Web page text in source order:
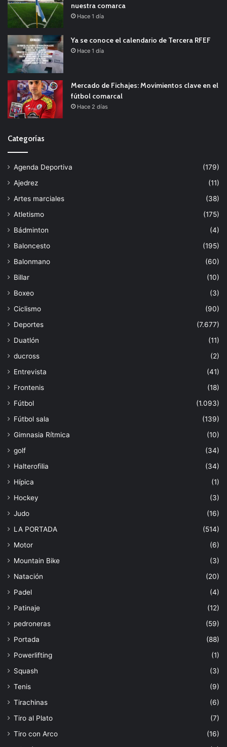
nuestra comarca
Hace 1 día
Ya se conoce el calendario de Tercera RFEF
Hace 1 día
Mercado de Fichajes: Movimientos clave en el
fútbol comarcal
Hace 2 días
Categorías
Agenda Deportiva
(179)
Ajedrez
(11)
Artes marciales
(38)
Atletismo
(175)
Bádminton
(4)
Baloncesto
(195)
Balonmano
(60)
Billar
(10)
Boxeo
(3)
Ciclismo
(90)
Deportes
(7.677)
Duatlón
(11)
ducross
(2)
Entrevista
(41)
Frontenis
(18)
Fútbol
(1.093)
Fútbol sala
(139)
Gimnasia Rítmica
(10)
golf
(34)
Halterofilia
(34)
Hípica
(1)
Hockey
(3)
Judo
(16)
LA PORTADA
(514)
Motor
(6)
Mountain Bike
(3)
Natación
(20)
Padel
(4)
Patinaje
(12)
pedroneras
(59)
Portada
(88)
Powerlifting
(1)
Squash
(3)
Tenis
(9)
Tirachinas
(6)
Tiro al Plato
(7)
Tiro con Arco
(16)